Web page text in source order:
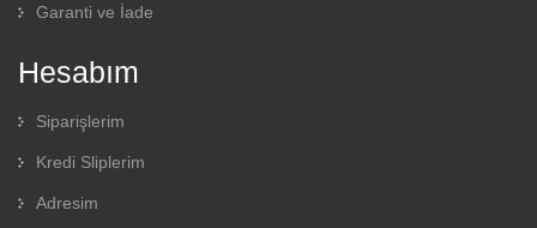
Garanti ve İade
Hesabım
Siparişlerim
Kredi Sliplerim
Adresim